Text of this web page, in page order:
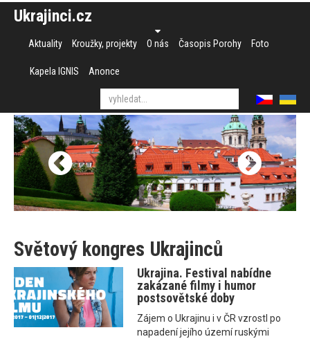
Ukrajinci.cz
Aktuality Kroužky, projekty O nás Časopis Porohy Foto
Kapela IGNIS Anonce
Světový kongres Ukrajinců
Ukrajina. Festival nabídne
zakázané filmy i humor
postsovětské doby
Zájem o Ukrajinu i v ČR vzrostl po
napadení jejího území ruskými